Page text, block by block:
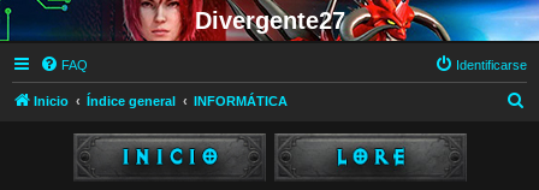
Divergente27
FAQ Identificarse
Inicio Índice general INFORMÁTICA